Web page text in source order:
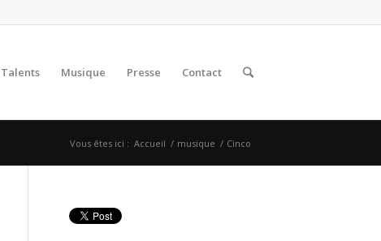
Talents Musique Presse Contact
Vous êtes ici : Accueil / musique / Cinco